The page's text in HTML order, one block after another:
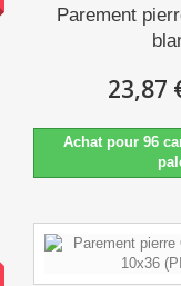
Parement
23,87
Achat pour 96